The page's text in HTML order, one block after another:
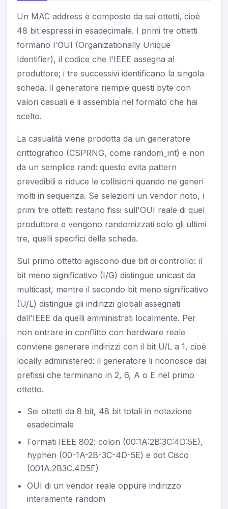
Un MAC address è composto da sei ottetti, cioè
48 bit espressi in esadecimale. I primi tre ottetti
formano l'OUI (Organizationally Unique
Identifier), il codice che l'IEEE assegna al
produttore; i tre successivi identificano la singola
scheda. Il generatore riempie questi byte con
valori casuali e li assembla nel formato che hai
scelto.
La casualità viene prodotta da un generatore
crittografico (CSPRNG, come random_int) e non
da un semplice rand: questo evita pattern
prevedibili e riduce le collisioni quando ne generi
molti in sequenza. Se selezioni un vendor noto, i
primi tre ottetti restano fissi sull'OUI reale di quel
produttore e vengono randomizzati solo gli ultimi
tre, quelli specifici della scheda.
Sul primo ottetto agiscono due bit di controllo: il
bit meno significativo (I/G) distingue unicast da
multicast, mentre il secondo bit meno significativo
(U/L) distingue gli indirizzi globali assegnati
dall'IEEE da quelli amministrati localmente. Per
non entrare in conflitto con hardware reale
conviene generare indirizzi con il bit U/L a 1, cioè
locally administered: il generatore li riconosce dai
prefissi che terminano in 2, 6, A o E nel primo
ottetto.
Sei ottetti da 8 bit, 48 bit totali in notazione
esadecimale
Formati IEEE 802: colon (00:1A:2B:3C:4D:5E),
hyphen (00-1A-2B-3C-4D-5E) e dot Cisco
(001A.2B3C.4D5E)
OUI di un vendor reale oppure indirizzo
interamente random